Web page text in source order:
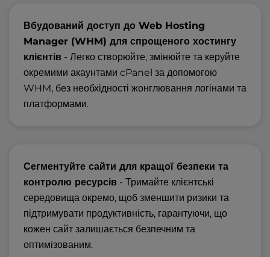
Вбудований доступ до Web Hosting
Manager (WHM) для спрощеного хостингу
клієнтів - Легко створюйте, змінюйте та керуйте
окремими акаунтами cPanel за допомогою
WHM, без необхідності жонглювання логінами та
платформами.
Сегментуйте сайти для кращої безпеки та
контролю ресурсів - Тримайте клієнтські
середовища окремо, щоб зменшити ризики та
підтримувати продуктивність, гарантуючи, що
кожен сайт залишається безпечним та
оптимізованим.